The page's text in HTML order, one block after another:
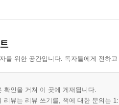
대한 이해 94
evaluation)의 개념 94
시 96
를 위한 공간입니다. 독자들에게 전하
확인을 거쳐 이 곳에 게재됩니다.
리뷰는 리뷰 쓰기를, 책에 대한 문의는